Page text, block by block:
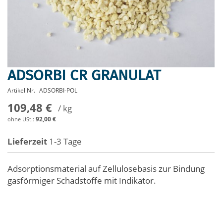
Zum
der
Bildergalerie
springen
ADSORBI CR GRANULAT
Artikel Nr. ADSORBI-POL
109,48 €
92,00 €
/ kg
Lieferzeit 1-3 Tage
Adsorptionsmaterial auf Zellulosebasis zur Bindung
gasförmiger Schadstoffe mit Indikator.